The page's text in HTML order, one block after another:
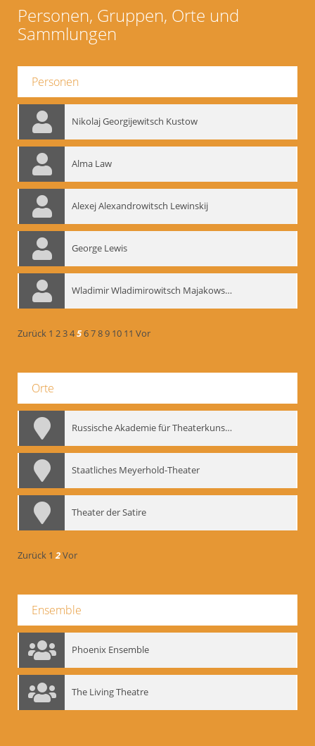
Personen, Gruppen, Orte und
Sammlungen
Personen
Nikolaj Georgijewitsch Kustow
Alma Law
Alexej Alexandrowitsch Lewinskij
George Lewis
Wladimir Wladimirowitsch Majakowskij
Zurück 1 23456789 10 11 Vor
Orte
Russische Akademie für Theaterkunst – GITIS
Staatliches Meyerhold-Theater
Theater der Satire
Zurück 1 2Vor
Ensemble
Phoenix Ensemble
The Living Theatre